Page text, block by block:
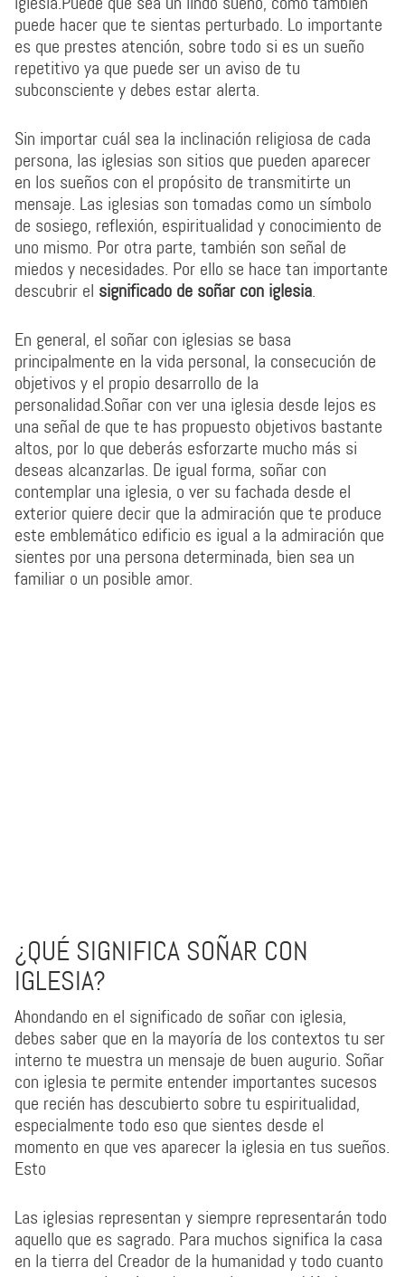
puede hacer que te sientas perturbado. Lo importante
es que prestes atención, sobre todo si es un sueño
repetitivo ya que puede ser un aviso de tu
subconsciente y debes estar alerta.
Sin importar cuál sea la inclinación religiosa de cada
persona, las iglesias son sitios que pueden aparecer
en los sueños con el propósito de transmitirte un
mensaje. Las iglesias son tomadas como un símbolo
de sosiego, reflexión, espiritualidad y conocimiento de
uno mismo. Por otra parte, también son señal de
miedos y necesidades. Por ello se hace tan importante
descubrir el significado de soñar con iglesia.
En general, el soñar con iglesias se basa
principalmente en la vida personal, la consecución de
objetivos y el propio desarrollo de la
personalidad.Soñar con ver una iglesia desde lejos es
una señal de que te has propuesto objetivos bastante
altos, por lo que deberás esforzarte mucho más si
deseas alcanzarlas. De igual forma, soñar con
contemplar una iglesia, o ver su fachada desde el
exterior quiere decir que la admiración que te produce
este emblemático edificio es igual a la admiración que
sientes por una persona determinada, bien sea un
familiar o un posible amor.
¿QUÉ SIGNIFICA SOÑAR CON
IGLESIA?
Ahondando en el significado de soñar con iglesia,
debes saber que en la mayoría de los contextos tu ser
interno te muestra un mensaje de buen augurio. Soñar
con iglesia te permite entender importantes sucesos
que recién has descubierto sobre tu espiritualidad,
especialmente todo eso que sientes desde el
momento en que ves aparecer la iglesia en tus sueños.
Esto
Las iglesias representan y siempre representarán todo
aquello que es sagrado. Para muchos significa la casa
en la tierra del Creador de la humanidad y todo cuanto